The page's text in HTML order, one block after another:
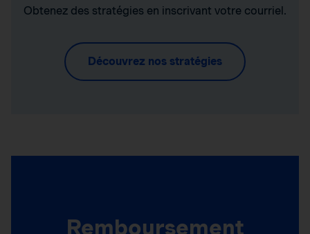
Obtenez des stratégies en inscrivant votre courriel.
Découvrez nos stratégies
Remboursement